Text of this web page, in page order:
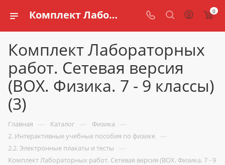
Комплект Лабораторных работ. Сетевая версия (BOX. Физика. 7 - 9 классы) (3) купить для кабинета физики по доступной цене в интернет магазине schools.ru 0
Комплект Лабораторных
работ. Сетевая версия
(BOX. Физика. 7 - 9 классы)
(3)
Главная — Каталог — Физика —
2. Интерактивные учебные пособия по физике —
2.2. Электронные плакаты и тесты —
Комплект Лабораторных работ. Сетевая версия (BOX. Физика. 7 - 9